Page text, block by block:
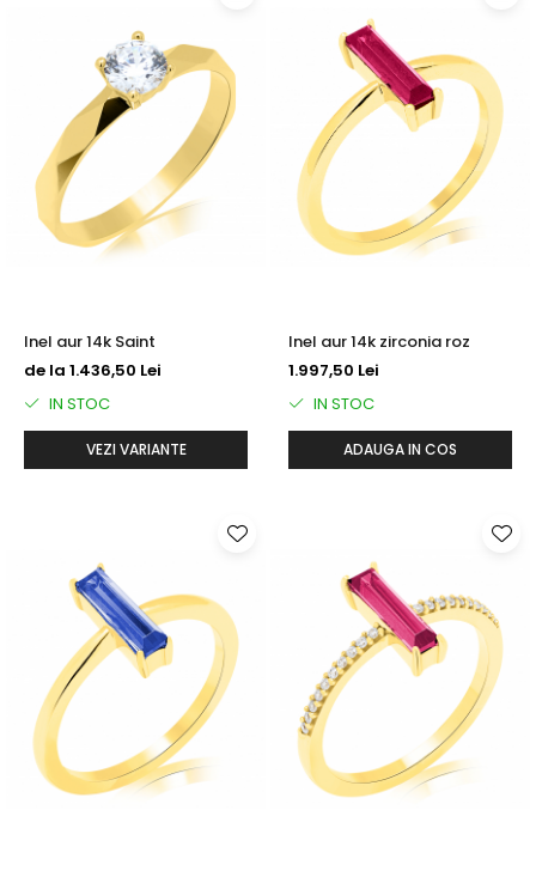
Inel aur 14k Saint
de la 1.436,50 Lei
IN STOC
VEZI VARIANTE
Inel aur 14k zirconia roz
1.997,50 Lei
IN STOC
ADAUGA IN COS